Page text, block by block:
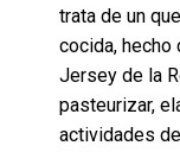
trata de un
cocida, hecho
Jersey de la
pasteurizar,
actividades